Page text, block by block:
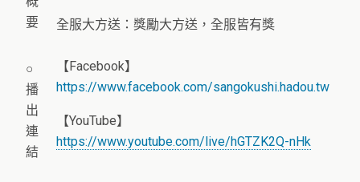
要
全服大方送：獎勵大方送，全服皆有獎
○
播
出
連
結
【Facebook】
https://www.facebook.com/sangokushi.hadou.tw
【YouTube】
https://www.youtube.com/live/hGTZK2Q-nHk